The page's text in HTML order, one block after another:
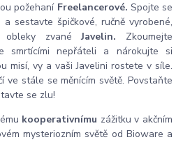
požehaní Freelancerové. Spojte se
a sestavte špičkové, ručně vyrobené,
obleky zvanéJavelin. Zkoumejte
smrtícími nepřáteli a nárokujte si
misí, vy a vaši Javelini rostete v síle.
ve stále se měnícím světě. Povstaňte
se zlu!
kooperativnímu zážitku v akčním
mysteriozním světě od Bioware a